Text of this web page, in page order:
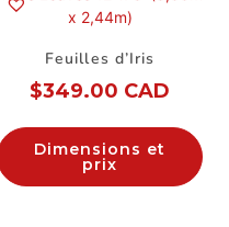
Feuilles d’Iris
$349.00 CAD
Dimensions et
prix